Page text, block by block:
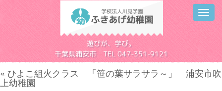
遊びが、学び。
千葉県浦安市 TEL 047-351-9121
« ひよこ組火クラス 「笹の葉サラサラ～」 浦安市吹
上幼稚園